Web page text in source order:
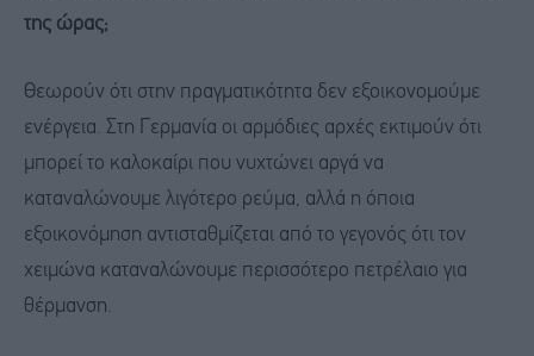
της ώρας;
Θεωρούν ότι στην πραγματικότητα δεν εξοικονομούμε
ενέργεια. Στη Γερμανία οι αρμόδιες αρχές εκτιμούν ότι
μπορεί το καλοκαίρι που νυχτώνει αργά να
καταναλώνουμε λιγότερο ρεύμα, αλλά η όποια
εξοικονόμηση αντισταθμίζεται από το γεγονός ότι τον
χειμώνα καταναλώνουμε περισσότερο πετρέλαιο για
θέρμανση.